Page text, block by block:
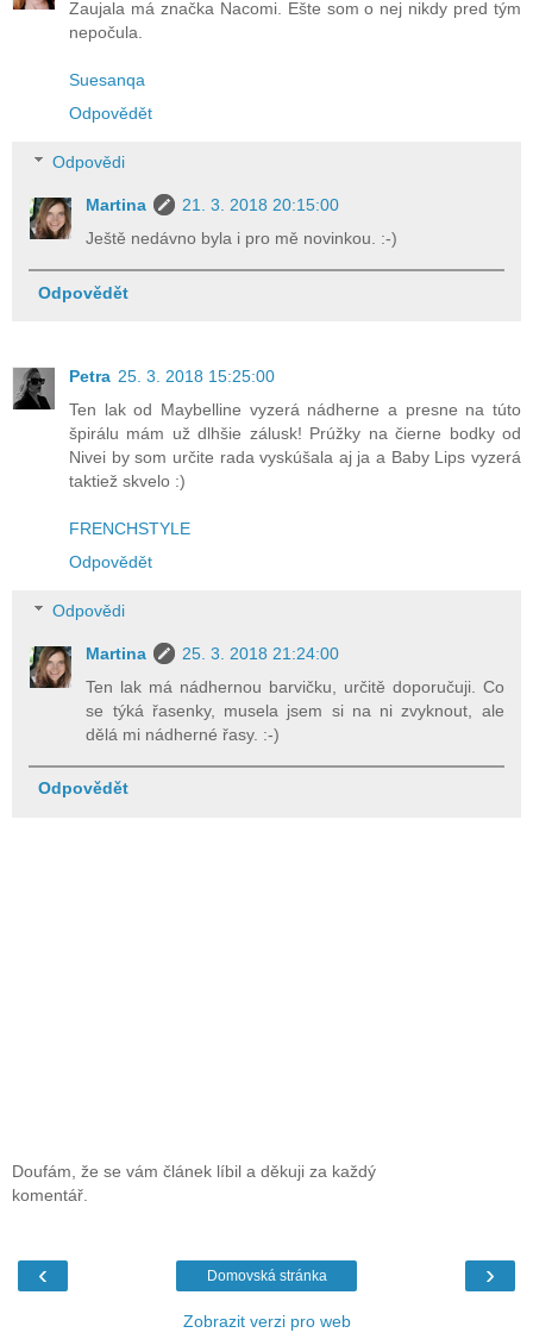
Zaujala má značka Nacomi. Ešte som o nej nikdy pred tým
nepočula.
Suesanqa
Odpovědět
Odpovědi
Martina
21. 3. 2018 20:15:00
Ještě nedávno byla i pro mě novinkou. :-)
Odpovědět
Petra 25. 3. 2018 15:25:00
Ten lak od Maybelline vyzerá nádherne a presne na túto
špirálu mám už dlhšie zálusk! Prúžky na čierne bodky od
Nivei by som určite rada vyskúšala aj ja a Baby Lips vyzerá
taktiež skvelo :)
FRENCHSTYLE
Odpovědět
Odpovědi
Martina
25. 3. 2018 21:24:00
Ten lak má nádhernou barvičku, určitě doporučuji. Co
se týká řasenky, musela jsem si na ni zvyknout, ale
dělá mi nádherné řasy. :-)
Odpovědět
Doufám, že se vám článek líbil a děkuji za každý
komentář.
‹ ›
Domovská stránka
Zobrazit verzi pro web